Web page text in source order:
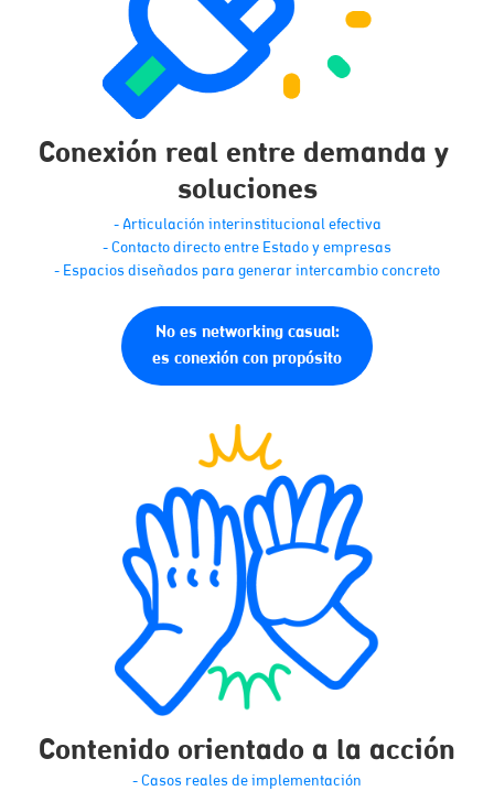
Conexión real entre demanda y
soluciones
- Articulación interinstitucional efectiva
- Contacto directo entre Estado y empresas
- Espacios diseñados para generar intercambio concreto
No es networking casual:
es conexión con propósito
Contenido orientado a la acción
- Casos reales de implementación